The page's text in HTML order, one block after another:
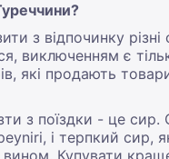
з відпочинку
виключенням є
які продають
з поїздки - це сир.
і терпкий сир,